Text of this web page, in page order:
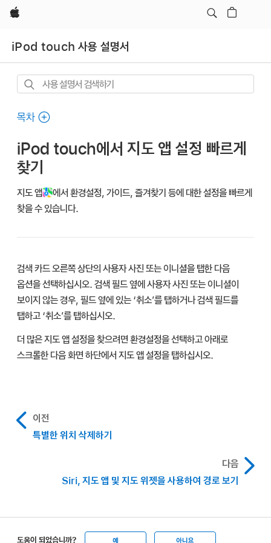
Apple
iPod touch 사용 설명서
사용
검색하기
목차
iPod touch에서 지도 앱 설정 빠르게
찾기
지도 앱
에서 환경설정, 가이드, 즐겨찾기 등에 대한 설정을 빠르게
찾을 수 있습니다.
검색 카드 오른쪽 상단의 사용자 사진 또는 이니셜을 탭한 다음
옵션을 선택하십시오. 검색 필드 옆에 사용자 사진 또는 이니셜이
보이지 않는 경우, 필드 옆에 있는 ‘취소’를 탭하거나 검색 필드를
탭하고 ‘취소’를 탭하십시오.
더 많은 지도 앱 설정을 찾으려면 환경설정을 선택하고 아래로
스크롤한 다음 화면 하단에서 지도 앱 설정을 탭하십시오.
이전
특별한 위치 삭제하기
다음
Siri, 지도 앱 및 지도 위젯을 사용하여 경로 보기
도움이 되었습니까? 예 아니요